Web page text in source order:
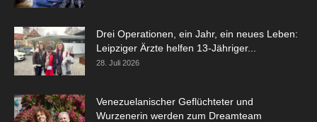
Drei Operationen, ein Jahr, ein neues Leben:
Leipziger Ärzte helfen 13-Jähriger...
28. Juli 2026
Venezuelanischer Geflüchteter und
Wurzenerin werden zum Dreamteam